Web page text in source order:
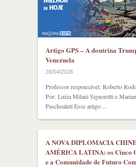
Artigo GPS – A doutrina
Venezuela
28/04/2026
Professor responsável: Roberto
Por: Luiza Milani Signoretti e
Paschoaleti Esse artigo ...
A NOVA DIPLOMACIA
AMÉRICA LATINA: os Cinco
e a Comunidade de Futuro